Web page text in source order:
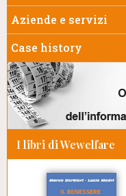
Aziende e servizi
Case history
I libri di Wewelfare